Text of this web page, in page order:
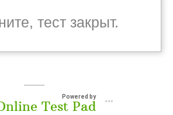
тест закрыт.
Powered by
Test Pad